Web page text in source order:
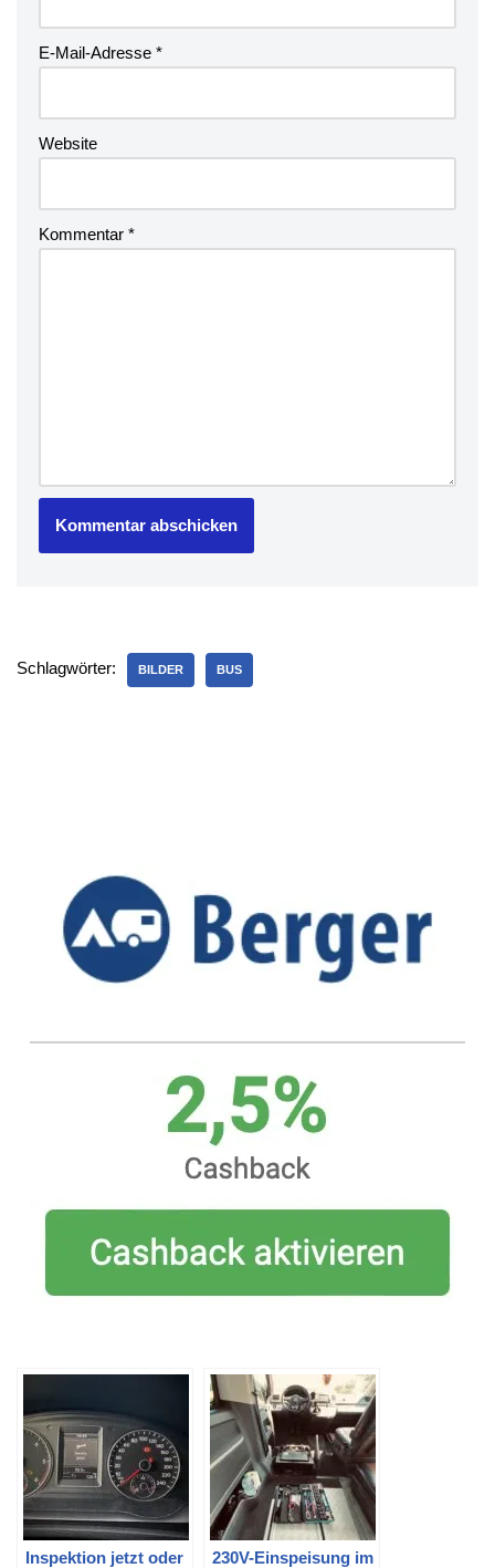
E-Mail-Adresse *
Website
Kommentar *
Schlagwörter: BILDER BUS
Inspektion jetzt oder
230V-Einspeisung im